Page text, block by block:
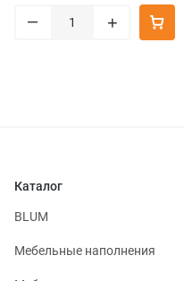
– +
Каталог
BLUM
Мебельные наполнения